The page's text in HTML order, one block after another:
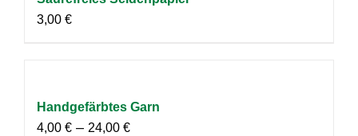
3,00 €
Handgefärbtes Garn
4,00 € – 24,00 €